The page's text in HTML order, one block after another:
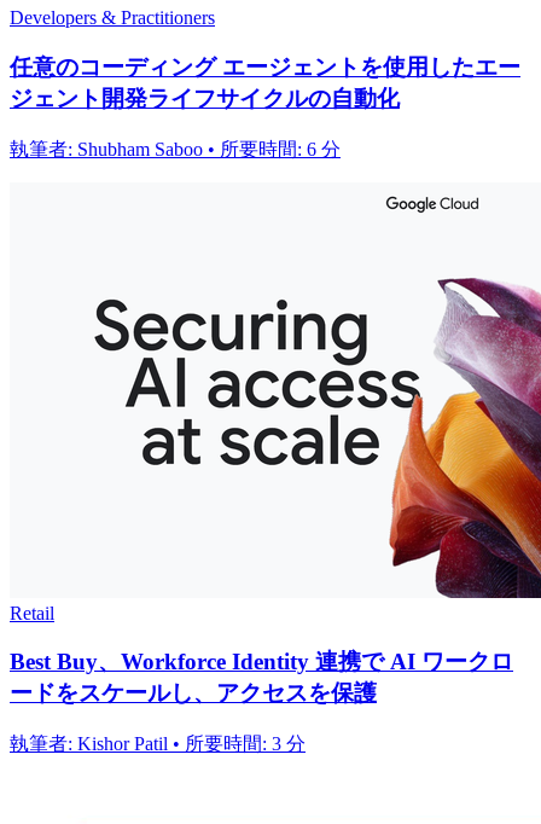
Developers & Practitioners
任意のコーディング エージェントを使用したエー
ジェント開発ライフサイクルの自動化
執筆者: Shubham Saboo • 所要時間: 6 分
Retail
Best Buy、Workforce Identity 連携で AI ワークロ
ードをスケールし、アクセスを保護
執筆者: Kishor Patil • 所要時間: 3 分